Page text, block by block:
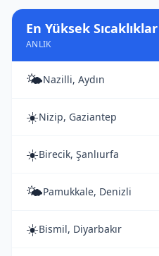
En Yüksek Sıcaklıklar
ANLIK
🌤️Nazilli, Aydın
☀️Nizip, Gaziantep
☀️Birecik, Şanlıurfa
🌤️Pamukkale, Denizli
☀️Bismil, Diyarbakır